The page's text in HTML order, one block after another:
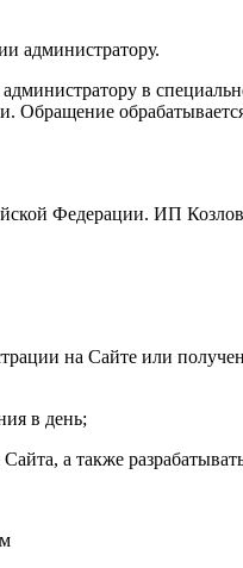
администратору.
в
Федерации. ИП
на Сайте или
в день;
а также